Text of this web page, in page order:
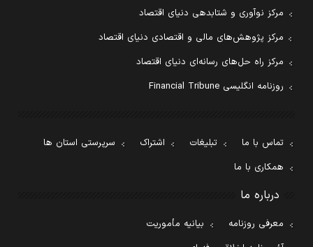
مرکز نوآوری و شتابدهی دنیای اقتصاد
مرکز پژوهش‌های مالی و اقتصادی دنیای اقتصاد
مرکز راه حل‌های رسانه‌ای دنیای اقتصاد
روزنامه انگلیسی Financial Tribune
تماس با ما تبلیغات اشتراک
سرپرستی استان ها
همکاری با ما
درباره ما
معرفی روزنامه
بیانیه مأموریت